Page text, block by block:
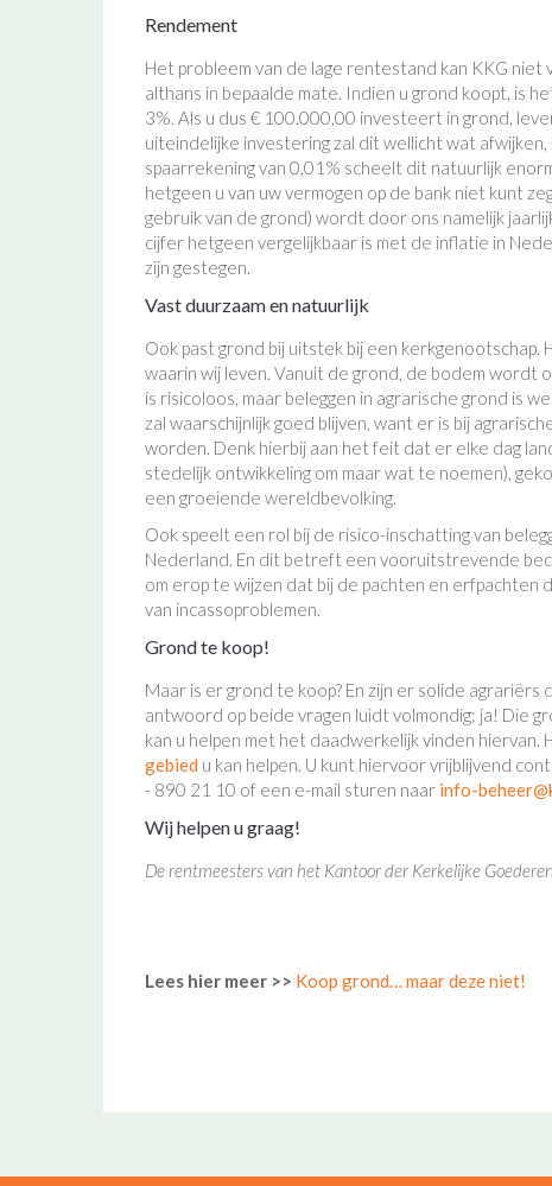
Rendement
Het probleem van de lage rentestand kan KKG
althans in bepaalde mate. Indien u grond koopt, is
3%. Als u dus € 100.000,00 investeert in grond,
uiteindelijke investering zal dit wellicht wat
spaarrekening van 0,01% scheelt dit natuurlijk
hetgeen u van uw vermogen op de bank niet kunt
gebruik van de grond) wordt door ons namelijk
cijfer hetgeen vergelijkbaar is met de inflatie in
zijn gestegen.
Vast duurzaam en natuurlijk
Ook past grond bij uitstek bij een kerkgenootschap.
waarin wij leven. Vanuit de grond, de bodem wordt
is risicoloos, maar beleggen in agrarische grond is
zal waarschijnlijk goed blijven, want er is bij
worden. Denk hierbij aan het feit dat er elke dag
stedelijk ontwikkeling om maar wat te noemen),
een groeiende wereldbevolking.
Ook speelt een rol bij de risico-inschatting van
Nederland. En dit betreft een vooruitstrevende
om erop te wijzen dat bij de pachten en
van incassoproblemen.
Grond te koop!
Maar is er grond te koop? En zijn er solide
antwoord op beide vragen luidt volmondig: ja! Die
kan u helpen met het daadwerkelijk vinden
gebied u kan helpen. U kunt hiervoor vrijblijvend
- 890 21 10 of een e-mail sturen naar info-
Wij helpen u graag!
De rentmeesters van het Kantoor der Kerkelijke Goederen
Lees hier meer >> Koop grond… maar deze niet!